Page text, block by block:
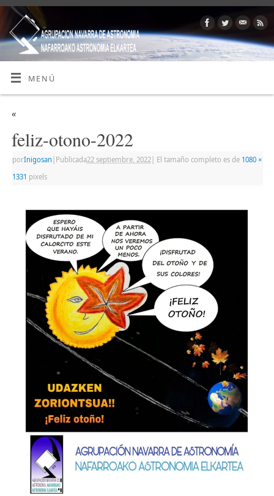
MENÚ
«
feliz-otono-2022
porInigosan Publicada22 septiembre, 2022| El tamaño completo es de 1080 ×
1331 pixels